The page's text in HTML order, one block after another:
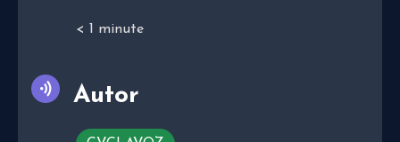
< 1 minute
Autor